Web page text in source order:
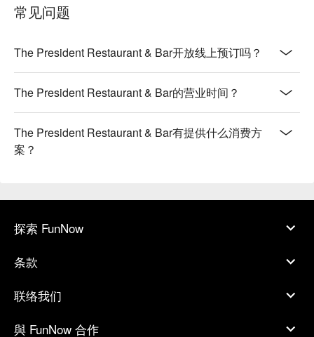
常见问题
The President Restaurant & Bar开放线上预订吗？
The President Restaurant & Bar的营业时间？
The President Restaurant & Bar有提供什么消费方
案？
探索 FunNow
条款
联络我们
與 FunNow 合作